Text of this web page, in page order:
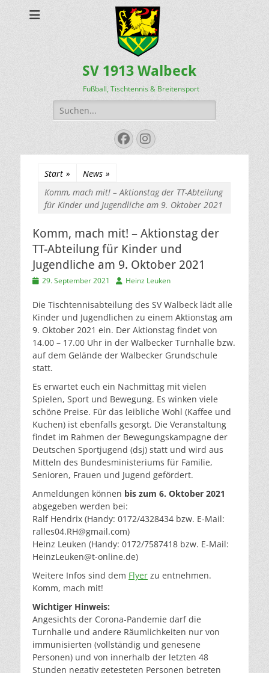
SV 1913 Walbeck
Fußball, Tischtennis & Breitensport
Suchen
nach:
Facebook
Instagram
Start » News »
Komm, mach mit! – Aktionstag der TT-Abteilung
für Kinder und Jugendliche am 9. Oktober 2021
Komm, mach mit! – Aktionstag der
TT-Abteilung für Kinder und
Jugendliche am 9. Oktober 2021
Veröffentlicht
29. September 2021 AutorHeinz Leuken
Die Tischtennisabteilung des SV Walbeck lädt alle
Kinder und Jugendlichen zu einem Aktionstag am
9. Oktober 2021 ein. Der Aktionstag findet von
14.00 – 17.00 Uhr in der Walbecker Turnhalle bzw.
auf dem Gelände der Walbecker Grundschule
statt.
Es erwartet euch ein Nachmittag mit vielen
Spielen, Sport und Bewegung. Es winken viele
schöne Preise. Für das leibliche Wohl (Kaffee und
Kuchen) ist ebenfalls gesorgt. Die Veranstaltung
findet im Rahmen der Bewegungskampagne der
Deutschen Sportjugend (dsj) statt und wird aus
Mitteln des Bundesministeriums für Familie,
Senioren, Frauen und Jugend gefördert.
Anmeldungen können bis zum 6. Oktober 2021
abgegeben werden bei:
Ralf Hendrix (Handy: 0172/4328434 bzw. E-Mail:
ralles04.RH@gmail.com)
Heinz Leuken (Handy: 0172/7587418 bzw. E-Mail:
HeinzLeuken@t-online.de)
Weitere Infos sind dem Flyer zu entnehmen.
Komm, mach mit!
Wichtiger Hinweis:
Angesichts der Corona-Pandemie darf die
Turnhalle und andere Räumlichkeiten nur von
immunisierten (vollständig und genesene
Personen) und von innerhalb der letzten 48
Stunden negativ getesteten Personen betreten